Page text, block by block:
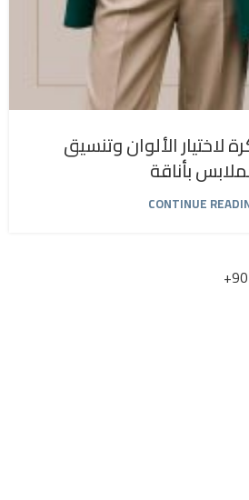
لاختيار الألوان وتنسيق
بأناقة
CONTINUE